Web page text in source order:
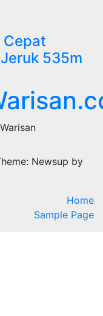
Cepat
535m
Newsup by
Home
Sample Page